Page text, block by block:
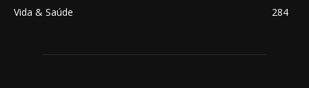
Vida & Saúde
284